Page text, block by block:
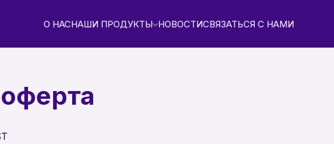
О НАСНАШИ ПРОДУКТЫ НОВОСТИСВЯЗАТЬСЯ С НАМИ